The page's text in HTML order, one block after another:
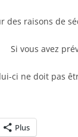
des raisons de
Si vous avez
ci ne doit pas
Plus